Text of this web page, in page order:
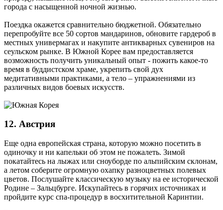
города с насыщенной ночной жизнью.
Поездка окажется сравнительно бюджетной. Обязательно
перепробуйте все 50 сортов мандаринов, обновите гардероб в
местных универмагах и накупите антикварных сувениров на
сеульском рынке. В Южной Корее вам предоставляется
возможность получить уникальный опыт - пожить какое-то
время в буддистском храме, укрепить свой дух
медитативными практиками, а тело – упражнениями из
различных видов боевых искусств.
12. Австрия
Еще одна европейская страна, которую можно посетить в
одиночку и ни капельки об этом не пожалеть. Зимой
покатайтесь на лыжах или сноуборде по альпийским склонам,
а летом соберите огромную охапку разноцветных полевых
цветов. Послушайте классическую музыку на ее исторической
Родине – Зальцбурге. Искупайтесь в горячих источниках и
пройдите курс спа-процедур в восхитительной Каринтии.